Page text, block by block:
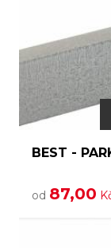
BEST -
od 87,00